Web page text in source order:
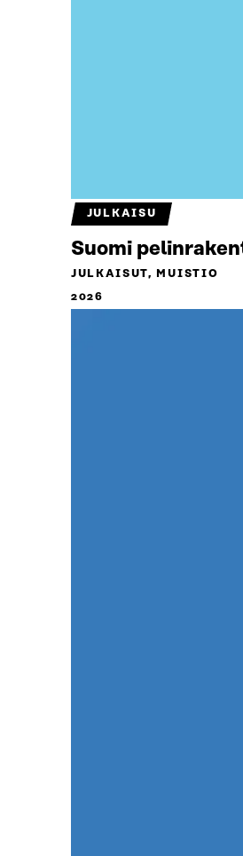
JULKAISU
Suomi
JULKAISUT, MUISTIO
2026